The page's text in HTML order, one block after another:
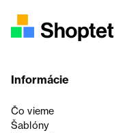
Informácie
Čo vieme
Šablóny